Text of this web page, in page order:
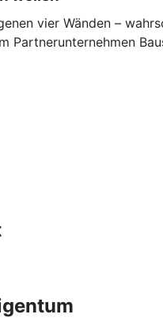
vier Wänden –
Partnerunternehmen